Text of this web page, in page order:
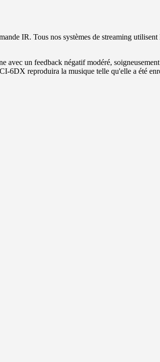
IR. Tous nos systèmes de streaming utilisent
avec un feedback négatif modéré,
6DX reproduira la musique telle qu'elle a été